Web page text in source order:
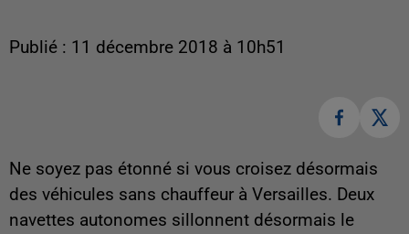
Publié : 11 décembre 2018 à 10h51
Ne soyez pas étonné si vous croisez désormais
des véhicules sans chauffeur à Versailles. Deux
navettes autonomes sillonnent désormais le